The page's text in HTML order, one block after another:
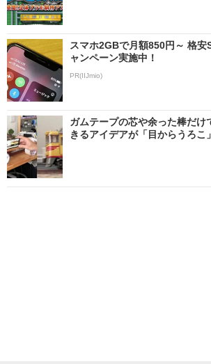
スマホ2GBで月額850円～ 格安
ャンペーン実施中！
PR(IIJmio)
ガムテープの芯や余った棒だけ
きるアイデアが「目からうろこ